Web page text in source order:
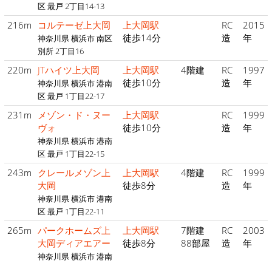
区 最戸 2丁目14-13
216m コルテーゼ上大岡
神奈川県 横浜市 南区
別所 2丁目16
上大岡駅
徒歩14分
RC
造
2015
年
220m JTハイツ上大岡
神奈川県 横浜市 港南
区 最戸 1丁目22-17
上大岡駅
徒歩10分
4階建
RC
造
1997
年
231m
メゾン・ド・ヌー
ヴォ
神奈川県 横浜市 港南
区 最戸 1丁目22-15
上大岡駅
徒歩10分
RC
造
1999
年
243m クレールメゾン上
大岡
神奈川県 横浜市 港南
区 最戸 1丁目22-11
上大岡駅
徒歩8分
4階建
RC
造
1999
年
265m パークホームズ上
大岡ディアエアー
神奈川県 横浜市 港南
上大岡駅
徒歩8分
7階建
88部屋
RC
造
2003
年